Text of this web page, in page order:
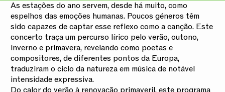
As estações do ano servem, desde há muito, como
espelhos das emoções humanas. Poucos géneros têm
sido capazes de captar esse reflexo como a canção. Este
concerto traça um percurso lírico pelo verão, outono,
inverno e primavera, revelando como poetas e
compositores, de diferentes pontos da Europa,
traduziram o ciclo da natureza em música de notável
intensidade expressiva.